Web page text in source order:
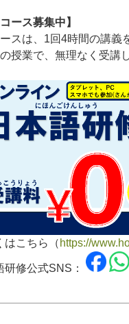
コース募集中】
スは、1回4時間の講義
授業で、無理なく受講
はこちら（ https://
研修公式SNS：